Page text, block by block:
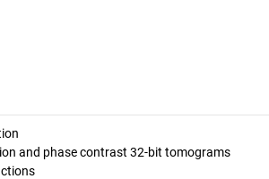
and phase contrast 32-bit tomograms